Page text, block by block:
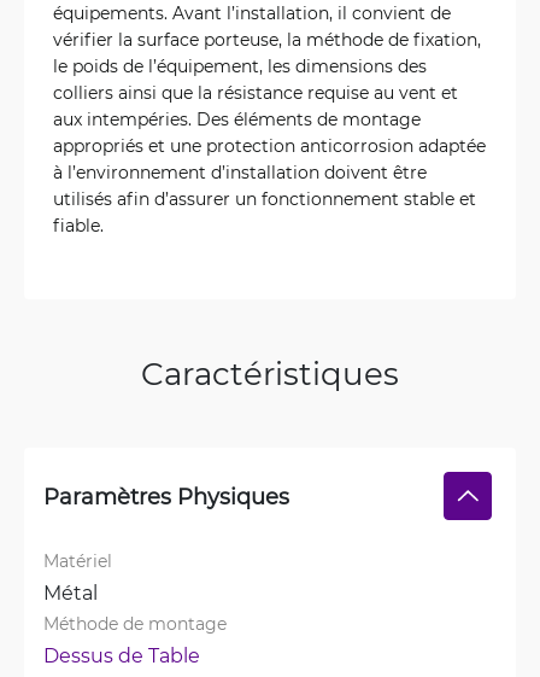
équipements. Avant l’installation, il convient de
vérifier la surface porteuse, la méthode de fixation,
le poids de l’équipement, les dimensions des
colliers ainsi que la résistance requise au vent et
aux intempéries. Des éléments de montage
appropriés et une protection anticorrosion adaptée
à l’environnement d’installation doivent être
utilisés afin d’assurer un fonctionnement stable et
fiable.
Caractéristiques
Paramètres Physiques
Matériel
Métal
Méthode de montage
Dessus de Table